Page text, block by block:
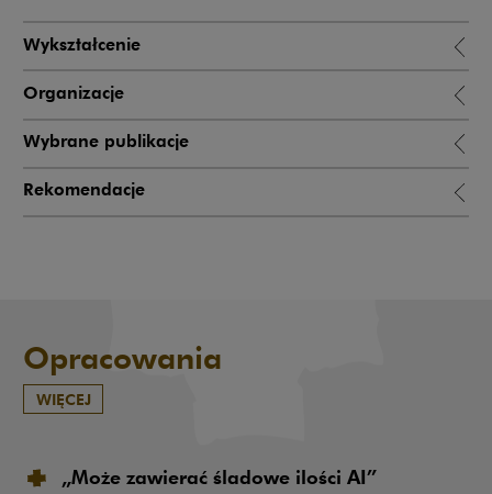
Wykształcenie
Organizacje
Wybrane publikacje
Rekomendacje
Opracowania
WIĘCEJ
„Może zawierać śladowe ilości AI”